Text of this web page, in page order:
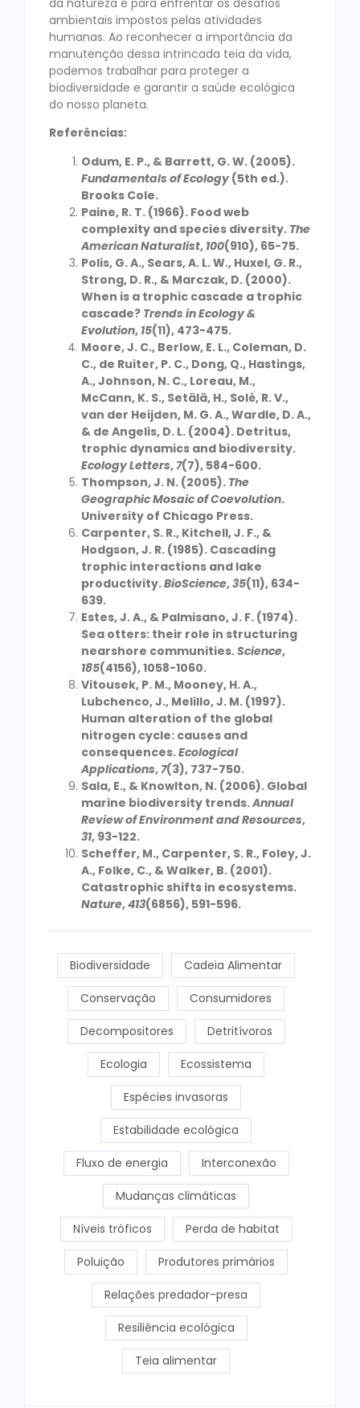
ambientais impostos pelas atividades
humanas. Ao reconhecer a importância da
manutenção dessa intrincada teia da vida,
podemos trabalhar para proteger a
biodiversidade e garantir a saúde ecológica
do nosso planeta.
Referências:
Odum, E. P., & Barrett, G. W. (2005).
Fundamentals of Ecology(5th ed.).
Brooks Cole.
Paine, R. T. (1966). Food web
complexity and species diversity. The
American Naturalist, 100(910), 65-75.
Polis, G. A., Sears, A. L. W., Huxel, G. R.,
Strong, D. R., & Marczak, D. (2000).
When is a trophic cascade a trophic
cascade? Trends in Ecology &
Evolution, 15(11), 473-475.
Moore, J. C., Berlow, E. L., Coleman, D.
C., de Ruiter, P. C., Dong, Q., Hastings,
A., Johnson, N. C., Loreau, M.,
McCann, K. S., Setälä, H., Solé, R. V.,
van der Heijden, M. G. A., Wardle, D. A.,
& de Angelis, D. L. (2004). Detritus,
trophic dynamics and biodiversity.
Ecology Letters,7(7), 584-600.
Thompson, J. N. (2005). The
Geographic Mosaic of Coevolution.
University of Chicago Press.
Carpenter, S. R., Kitchell, J. F., &
Hodgson, J. R. (1985). Cascading
trophic interactions and lake
productivity.BioScience,35(11), 634-
639.
Estes, J. A., & Palmisano, J. F. (1974).
Sea otters: their role in structuring
nearshore communities.Science,
185(4156), 1058-1060.
Vitousek, P. M., Mooney, H. A.,
Lubchenco, J., Melillo, J. M. (1997).
Human alteration of the global
nitrogen cycle: causes and
consequences.Ecological
Applications,7(3), 737-750.
Sala, E., & Knowlton, N. (2006). Global
marine biodiversity trends.Annual
Review of Environment and Resources,
31, 93-122.
Scheffer, M., Carpenter, S. R., Foley, J.
A., Folke, C., & Walker, B. (2001).
Catastrophic shifts in ecosystems.
Nature,413(6856), 591-596.
Biodiversidade Cadeia Alimentar
Conservação Consumidores
Decompositores Detritívoros
Ecologia Ecossistema
Espécies invasoras
Estabilidade ecológica
Fluxo de energia Interconexão
Mudanças climáticas
Níveis tróficos Perda de habitat
Poluição Produtores primários
Relações predador-presa
Resiliência ecológica
Teia alimentar